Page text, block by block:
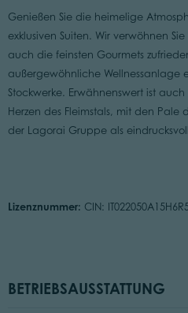
Genießen Sie die heimelige
exklusiven Suiten. Wir verwöhnen
auch die feinsten Gourmets
außergewöhnliche Wellnessanlage
Stockwerke. Erwähnenswert ist
Herzen des Fleimstals, mit den
der Lagorai Gruppe als
Lizenznummer: CIN:
BETRIEBSAUSSTATTUNG